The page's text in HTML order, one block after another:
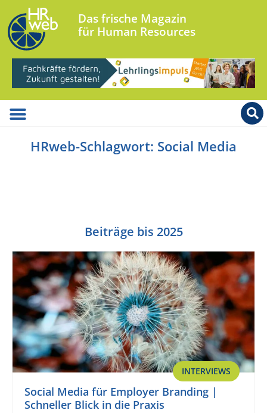
Das frische Magazin
für Human Resources
HRweb-Schlagwort: Social Media
Beiträge bis 2025
INTERVIEWS
Social Media für Employer Branding |
Schneller Blick in die Praxis